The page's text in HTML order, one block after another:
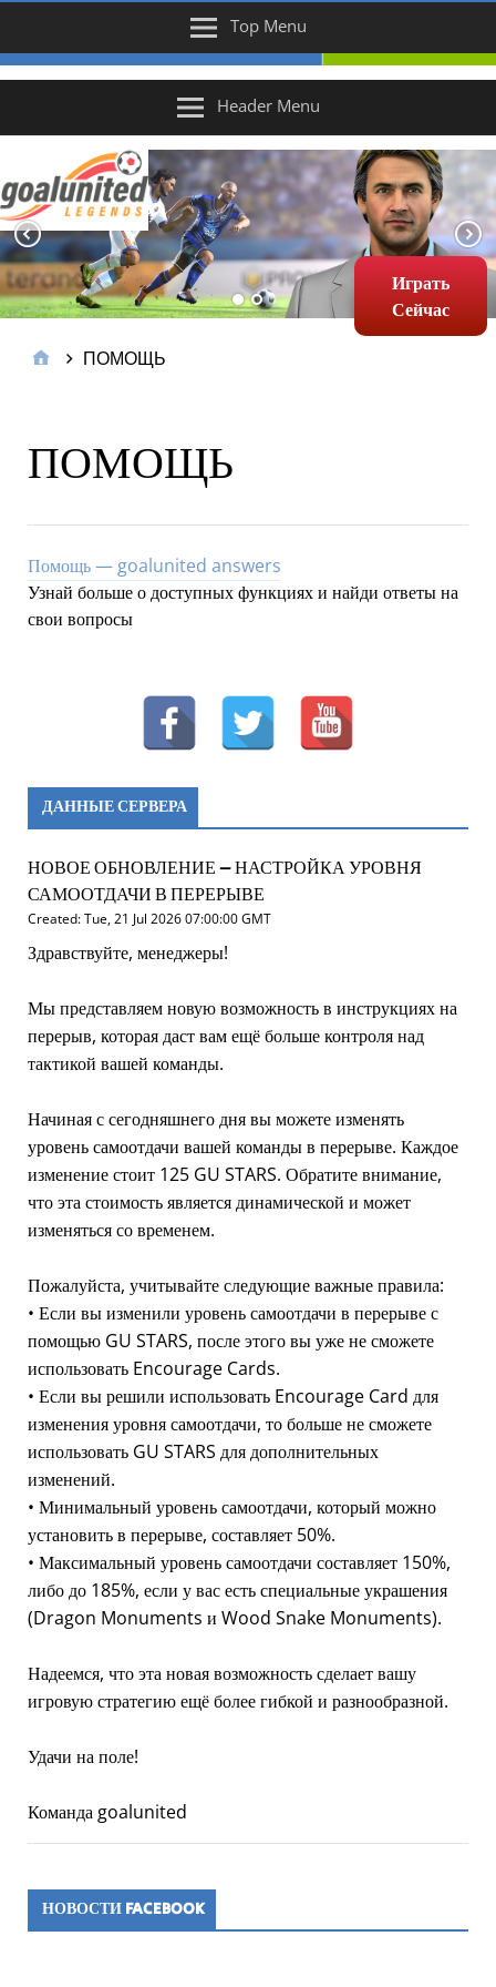
Top Menu
Header Menu
Играть
Сейчас
ПОМОЩЬ
ПОМОЩЬ
Помощь — goalunited answers
Узнай больше о доступных функциях и найди ответы на
свои вопросы
ДАННЫЕ СЕРВЕРА
НОВОЕ ОБНОВЛЕНИЕ – НАСТРОЙКА УРОВНЯ
САМООТДАЧИ В ПЕРЕРЫВЕ
Created: Tue, 21 Jul 2026 07:00:00 GMT
Здравствуйте, менеджеры!
Мы представляем новую возможность в инструкциях на
перерыв, которая даст вам ещё больше контроля над
тактикой вашей команды.
Начиная с сегодняшнего дня вы можете изменять
уровень самоотдачи вашей команды в перерыве. Каждое
изменение стоит 125 GU STARS. Обратите внимание,
что эта стоимость является динамической и может
изменяться со временем.
Пожалуйста, учитывайте следующие важные правила:
• Если вы изменили уровень самоотдачи в перерыве с
помощью GU STARS, после этого вы уже не сможете
использовать Encourage Cards.
• Если вы решили использовать Encourage Card для
изменения уровня самоотдачи, то больше не сможете
использовать GU STARS для дополнительных
изменений.
• Минимальный уровень самоотдачи, который можно
установить в перерыве, составляет 50%.
• Максимальный уровень самоотдачи составляет 150%,
либо до 185%, если у вас есть специальные украшения
(Dragon Monuments и Wood Snake Monuments).
Надеемся, что эта новая возможность сделает вашу
игровую стратегию ещё более гибкой и разнообразной.
Удачи на поле!
Команда goalunited
НОВОСТИ FACEBOOK